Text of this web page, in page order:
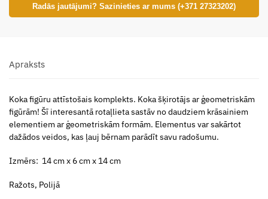
Radās jautājumi? Sazinieties ar mums (+371 27323202)
Apraksts
Koka figūru attīstošais komplekts. Koka šķirotājs ar ģeometriskām
figūrām! Šī interesantā rotaļlieta sastāv no daudziem krāsainiem
elementiem ar ģeometriskām formām. Elementus var sakārtot
dažādos veidos, kas ļauj bērnam parādīt savu radošumu.
Izmērs: 14 cm x 6 cm x 14 cm
Ražots, Polijā